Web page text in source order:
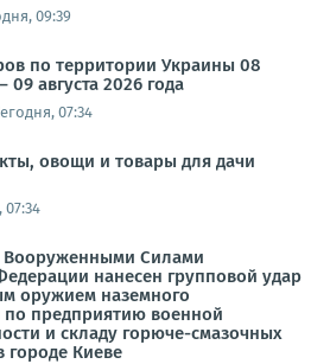
09:39
по территории Украины 08
09 августа 2026 года
07:34
овощи и товары для дачи
07:34
Вооруженными Силами
нанесен групповой удар
оружием наземного
по предприятию военной
и складу горюче-смазочных
городе Киеве